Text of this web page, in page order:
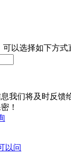
我们将及时反馈
！
可以选择如下方式
以问